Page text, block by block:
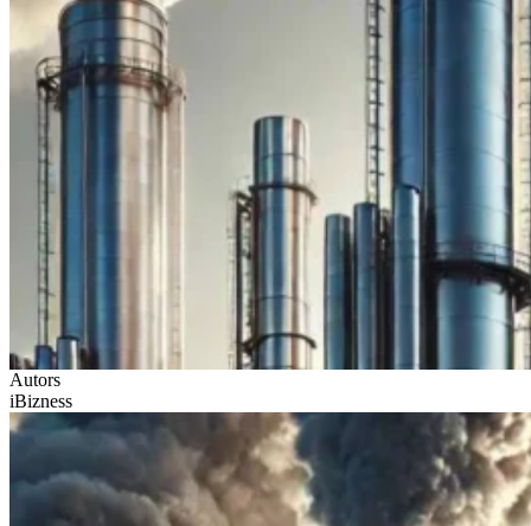
Autors
iBizness